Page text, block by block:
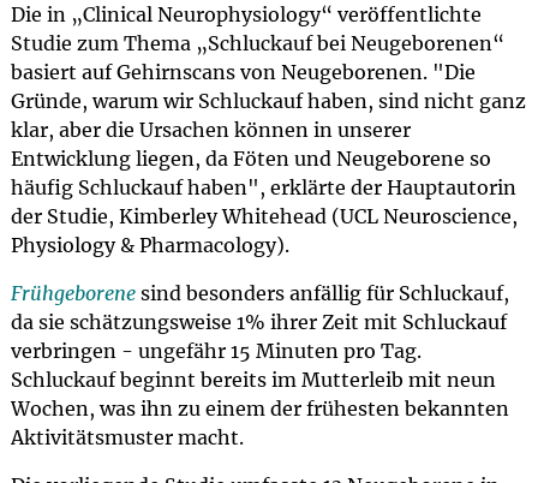
Die in „Clinical Neurophysiology“ veröffentlichte
Studie zum Thema „Schluckauf bei Neugeborenen“
basiert auf Gehirnscans von Neugeborenen. "Die
Gründe, warum wir Schluckauf haben, sind nicht ganz
klar, aber die Ursachen können in unserer
Entwicklung liegen, da Föten und Neugeborene so
häufig Schluckauf haben", erklärte der Hauptautorin
der Studie, Kimberley Whitehead (UCL Neuroscience,
Physiology & Pharmacology).
Frühgeborenesind besonders anfällig für Schluckauf,
da sie schätzungsweise 1% ihrer Zeit mit Schluckauf
verbringen - ungefähr 15 Minuten pro Tag.
Schluckauf beginnt bereits im Mutterleib mit neun
Wochen, was ihn zu einem der frühesten bekannten
Aktivitätsmuster macht.